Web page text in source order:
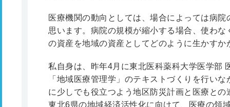
医療機関の動向としては、場合によっては病
思います。病院の規模が縮小する場合、使わ
の資産を地域の資産としてどのように生かすか
私自身は、昨年4月に東北医科薬科大学医学部
「地域医療管理学」のテキストづくりを行い
に少しでも役立つよう地区防災計画と医療と
東北6県の地域経済活性化に向けて、医療の領